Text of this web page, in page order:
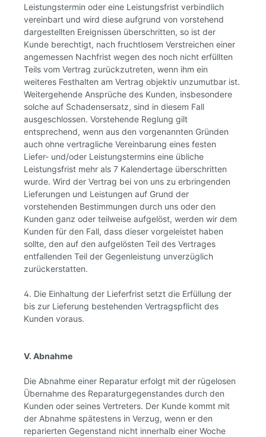
Leistungstermin oder eine Leistungsfrist verbindlich
vereinbart und wird diese aufgrund von vorstehend
dargestellten Ereignissen überschritten, so ist der
Kunde berechtigt, nach fruchtlosem Verstreichen einer
angemessen Nachfrist wegen des noch nicht erfüllten
Teils vom Vertrag zurückzutreten, wenn ihm ein
weiteres Festhalten am Vertrag objektiv unzumutbar ist.
Weitergehende Ansprüche des Kunden, insbesondere
solche auf Schadensersatz, sind in diesem Fall
ausgeschlossen. Vorstehende Reglung gilt
entsprechend, wenn aus den vorgenannten Gründen
auch ohne vertragliche Vereinbarung eines festen
Liefer- und/oder Leistungstermins eine übliche
Leistungsfrist mehr als 7 Kalendertage überschritten
wurde. Wird der Vertrag bei von uns zu erbringenden
Lieferungen und Leistungen auf Grund der
vorstehenden Bestimmungen durch uns oder den
Kunden ganz oder teilweise aufgelöst, werden wir dem
Kunden für den Fall, dass dieser vorgeleistet haben
sollte, den auf den aufgelösten Teil des Vertrages
entfallenden Teil der Gegenleistung unverzüglich
zurückerstatten.
4. Die Einhaltung der Lieferfrist setzt die Erfüllung der
bis zur Lieferung bestehenden Vertragspflicht des
Kunden voraus.
V. Abnahme
Die Abnahme einer Reparatur erfolgt mit der rügelosen
Übernahme des Reparaturgegenstandes durch den
Kunden oder seines Vertreters. Der Kunde kommt mit
der Abnahme spätestens in Verzug, wenn er den
reparierten Gegenstand nicht innerhalb einer Woche